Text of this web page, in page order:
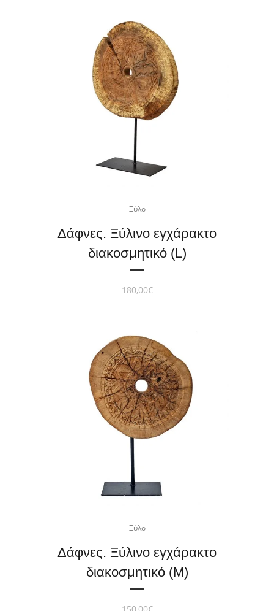
Ξύλο
Δάφνες. Ξύλινο εγχάρακτο
διακοσμητικό (L)
180,00€
Ξύλο
Δάφνες. Ξύλινο εγχάρακτο
διακοσμητικό (M)